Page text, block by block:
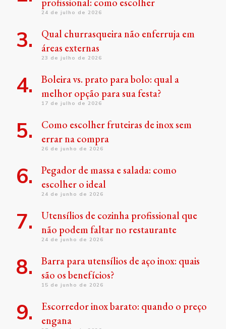
24 de julho de 2026
Qual churrasqueira não enferruja em
áreas externas
23 de julho de 2026
Boleira vs. prato para bolo: qual a
melhor opção para sua festa?
17 de julho de 2026
Como escolher fruteiras de inox sem
errar na compra
26 de junho de 2026
Pegador de massa e salada: como
escolher o ideal
24 de junho de 2026
Utensílios de cozinha profissional que
não podem faltar no restaurante
24 de junho de 2026
Barra para utensílios de aço inox: quais
são os benefícios?
15 de junho de 2026
Escorredor inox barato: quando o preço
engana